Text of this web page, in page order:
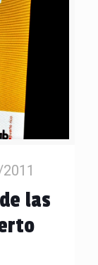
las